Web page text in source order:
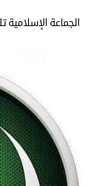
الجماعة الإسلامية